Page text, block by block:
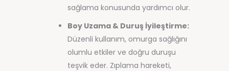
sağlama konusunda yardımcı olur.
Boy Uzama & Duruş İyileştirme:
Düzenli kullanım, omurga sağlığını
olumlu etkiler ve doğru duruşu
teşvik eder. Zıplama hareketi,